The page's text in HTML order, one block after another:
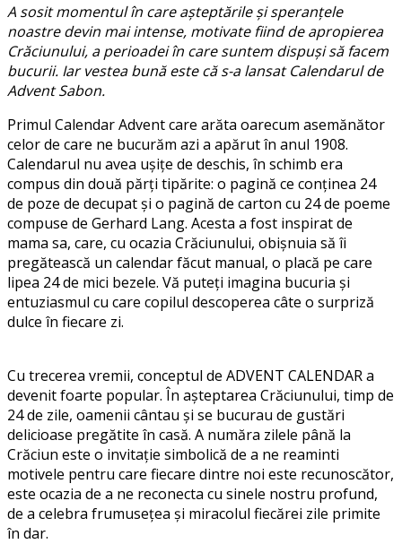
A sosit momentul în care așteptările și speranțele
noastre devin mai intense, motivate fiind de apropierea
Crăciunului, a perioadei în care suntem dispuși să facem
bucurii. Iar vestea bună este că s-a lansatCalendarulde
Advent Sabon.
Primul Calendar Adventcare arăta oarecum asemănător
celor de care ne bucurăm azi a apărut în anul 1908.
Calendarul nu avea ușițe de deschis, în schimb era
compus din două părți tipărite: o pagină ce conținea 24
de poze de decupat și o pagină de carton cu 24 de poeme
compuse de Gerhard Lang. Acesta a fost inspirat de
mama sa, care, cu ocazia Crăciunului, obișnuia să îi
pregătească un calendar făcut manual, o placă pe care
lipea 24 de mici bezele. Vă puteți imagina bucuria și
entuziasmul cu care copilul descoperea câte o surpriză
dulce în fiecare zi.
Cu trecerea vremii, conceptul de ADVENT CALENDARa
devenit foarte popular. În așteptarea Crăciunului, timp de
24 de zile, oamenii cântau și se bucurau de gustări
delicioase pregătite în casă. A număra zilele până la
Crăciun este o invitație simbolică de a ne reaminti
motivele pentru care fiecare dintre noi este recunoscător,
este ocazia de a ne reconecta cu sinele nostru profund,
de a celebra frumusețea și miracolul fiecărei zile primite
în dar.